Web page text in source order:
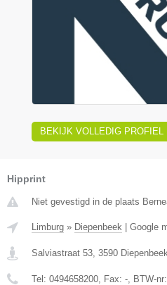
BEKIJK VOLLEDIG PROFIEL
Hipprint
Niet gevestigd in de plaats
Limburg » Diepenbeek | Google
Salviastraat 53 3590 Diepenbeek
Tel: 0494658200 , Fax: - , BTW-nr: